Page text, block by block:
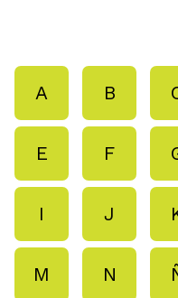
A B
E F
I J
M N